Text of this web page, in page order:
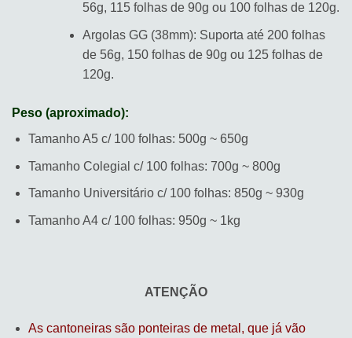
56g, 115 folhas de 90g ou 100 folhas de 120g.
Argolas GG (38mm): Suporta até 200 folhas
de 56g, 150 folhas de 90g ou 125 folhas de
120g.
Peso (aproximado):
Tamanho A5 c/ 100 folhas: 500g ~ 650g
Tamanho Colegial c/ 100 folhas: 700g ~ 800g
Tamanho Universitário c/ 100 folhas: 850g ~ 930g
Tamanho A4 c/ 100 folhas: 950g ~ 1kg
ATENÇÃO
As cantoneiras são ponteiras de metal, que já vão